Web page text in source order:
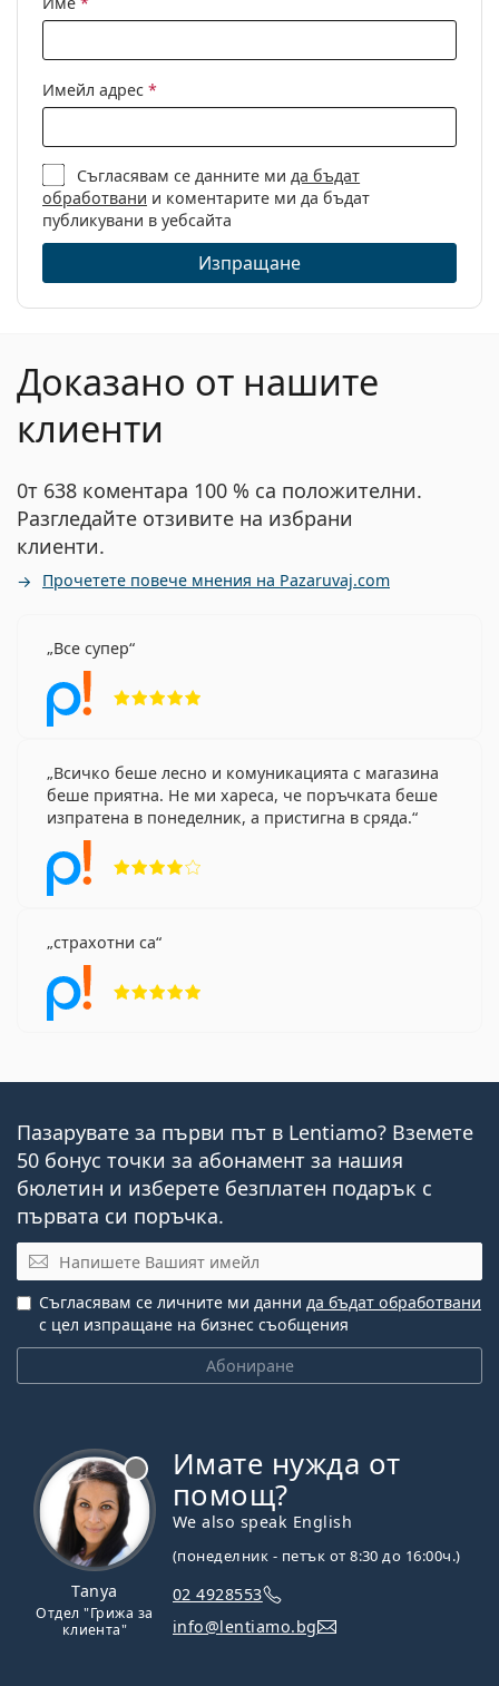
Пол:
Дамски
Категория:
Диоптрични очила
Марка:
Guess
Код:
GU2866/V 028 53
Имейл адрес *
Съгласявам се данните ми да бъдат
обработвани и коментарите ми да бъдат
публикувани в уебсайта
Изпращане
Доказано от нашите
клиенти
0т 638 коментара 100 % са положителни.
Разгледайте отзивите на избрани
клиенти.
Прочетете повече мнения на Pazaruvaj.com
Все супер
Всичко беше лесно и комуникацията с магазина
беше приятна. Не ми хареса, че поръчката беше
изпратена в понеделник, а пристигна в сряда.
страхотни са
Пазарувате за първи път в Lentiamo? Вземете
50 бонус точки за абонамент за нашия
бюлетин и изберете безплатен подарък с
първата си поръчка.
Имейл
Абониране
Съгласявам се личните ми данни да бъдат обработвани
с цел изпращане на бизнес съобщения
Tanya
Отдел "Грижа за
клиента"
Имате нужда от
помощ?
We also speak English
(понеделник - петък от 8:30 до 16:00ч.)
02 4928553
info@lentiamo.bg